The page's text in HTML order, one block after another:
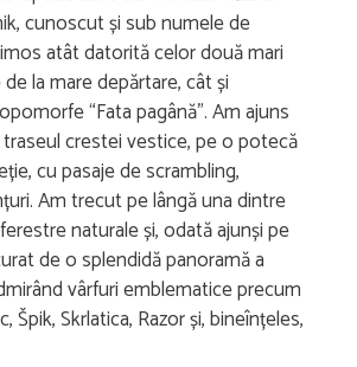
cunoscut și sub numele de
atât datorită celor două mari
la mare depărtare, cât și
“Fata pagână”. Am ajuns
crestei vestice, pe o potecă
cu pasaje de scrambling,
Am trecut pe lângă una dintre
naturale și, odată ajunși pe
de o splendidă panoramă a
vârfuri emblematice precum
Špik, Skrlatica, Razor și, bineînțeles,